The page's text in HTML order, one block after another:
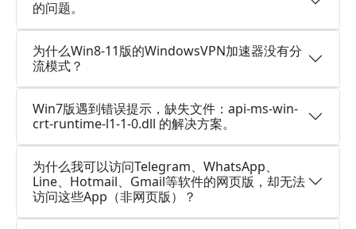
的问题。
为什么Win8-11版的WindowsVPN加速器没有分
流模式？
Win7版遇到错误提示，缺失文件：api-ms-win-
crt-runtime-l1-1-0.dll 的解决方案。
为什么我可以访问Telegram、WhatsApp、
Line、Hotmail、Gmail等软件的网页版，却无法
访问这些App（非网页版）？